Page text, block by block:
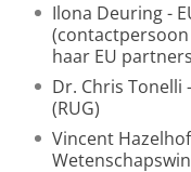
Ilona Deuring -
(contactpersoon
haar EU
Dr. Chris Tonelli
(RUG)
Vincent